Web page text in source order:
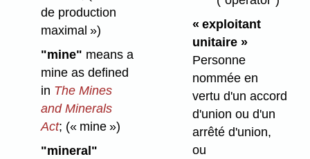
de production
maximal »)
"mine" means a
mine as defined
in The Mines
and Minerals
Act; (« mine »)
"mineral"
« exploitant
unitaire »
Personne
nommée en
vertu d'un accord
d'union ou d'un
arrêté d'union,
ou